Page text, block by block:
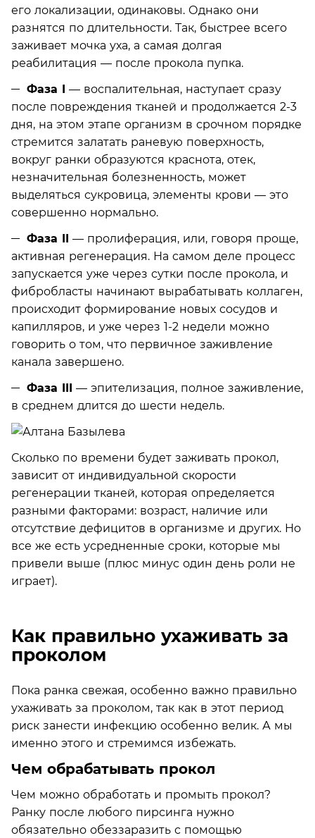
его локализации, одинаковы. Однако они
разнятся по длительности. Так, быстрее всего
заживает мочка уха, а самая долгая
реабилитация — после прокола пупка.
Фаза I — воспалительная, наступает сразу
после повреждения тканей и продолжается 2-3
дня, на этом этапе организм в срочном порядке
стремится залатать раневую поверхность,
вокруг ранки образуются краснота, отек,
незначительная болезненность, может
выделяться сукровица, элементы крови — это
совершенно нормально.
Фаза II — пролиферация, или, говоря проще,
активная регенерация. На самом деле процесс
запускается уже через сутки после прокола, и
фибробласты начинают вырабатывать коллаген,
происходит формирование новых сосудов и
капилляров, и уже через 1-2 недели можно
говорить о том, что первичное заживление
канала завершено.
Фаза III — эпителизация, полное заживление,
в среднем длится до шести недель.
Сколько по времени будет заживать прокол,
зависит от индивидуальной скорости
регенерации тканей, которая определяется
разными факторами: возраст, наличие или
отсутствие дефицитов в организме и других. Но
все же есть усредненные сроки, которые мы
привели выше (плюс минус один день роли не
играет).
Как правильно ухаживать за
проколом
Пока ранка свежая, особенно важно правильно
ухаживать за проколом, так как в этот период
риск занести инфекцию особенно велик. А мы
именно этого и стремимся избежать.
Чем обрабатывать прокол
Чем можно обработать и промыть прокол?
Ранку после любого пирсинга нужно
обязательно обеззаразить с помощью